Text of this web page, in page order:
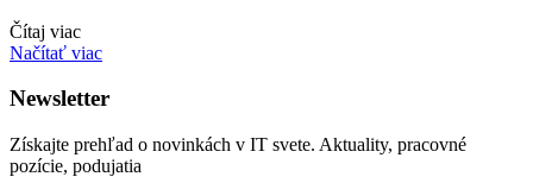
Čítaj viac
Načítať viac
Newsletter
Získajte prehľad o novinkách v IT svete. Aktuality, pracovné
pozície, podujatia